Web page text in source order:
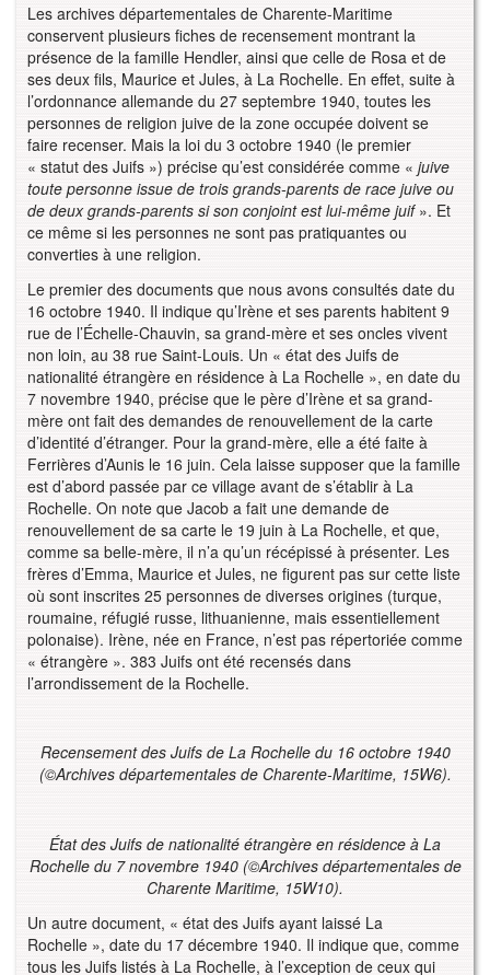
Les archives départementales de Charente-Maritime
conservent plusieurs fiches de recensement montrant la
présence de la famille Hendler, ainsi que celle de Rosa et de
ses deux fils, Maurice et Jules, à La Rochelle. En effet, suite à
l’ordonnance allemande du 27 septembre 1940, toutes les
personnes de religion juive de la zone occupée doivent se
faire recenser. Mais la loi du 3 octobre 1940 (le premier
« statut des Juifs ») précise qu’est considérée comme « juive
toute personne issue de trois grands-parents de race juive ou
de deux grands-parents si son conjoint est lui-même juif». Et
ce même si les personnes ne sont pas pratiquantes ou
converties à une religion.
Le premier des documents que nous avons consultés date du
16 octobre 1940. Il indique qu’Irène et ses parents habitent 9
rue de l’Échelle-Chauvin, sa grand-mère et ses oncles vivent
non loin, au 38 rue Saint-Louis. Un « état des Juifs de
nationalité étrangère en résidence à La Rochelle », en date du
7 novembre 1940, précise que le père d’Irène et sa grand-
mère ont fait des demandes de renouvellement de la carte
d’identité d’étranger. Pour la grand-mère, elle a été faite à
Ferrières d’Aunis le 16 juin. Cela laisse supposer que la famille
est d’abord passée par ce village avant de s’établir à La
Rochelle. On note que Jacob a fait une demande de
renouvellement de sa carte le 19 juin à La Rochelle, et que,
comme sa belle-mère, il n’a qu’un récépissé à présenter. Les
frères d’Emma, Maurice et Jules, ne figurent pas sur cette liste
où sont inscrites 25 personnes de diverses origines (turque,
roumaine, réfugié russe, lithuanienne, mais essentiellement
polonaise). Irène, née en France, n’est pas répertoriée comme
« étrangère ». 383 Juifs ont été recensés dans
l’arrondissement de la Rochelle.
Recensement des Juifs de La Rochelle du 16 octobre 1940
(©Archives départementales de Charente-Maritime, 15W6).
État des Juifs de nationalité étrangère en résidence à La
Rochelle du 7 novembre 1940 (©Archives départementales de
Charente Maritime, 15W10).
Un autre document, « état des Juifs ayant laissé La
Rochelle », date du 17 décembre 1940. Il indique que, comme
tous les Juifs listés à La Rochelle, à l’exception de ceux qui